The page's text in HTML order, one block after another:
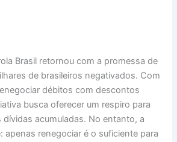
Brasil retornou com a promessa de
de brasileiros negativados. Com
débitos com descontos
busca oferecer um respiro para
acumuladas. No entanto, a
apenas renegociar é o suficiente para